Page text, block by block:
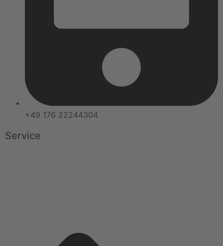
+49 176 22244304
Service